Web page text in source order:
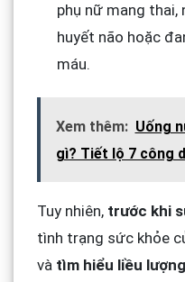
phụ nữ mang
huyết não hoặc
máu.
Xem thêm: Uống
gì? Tiết lộ 7 công
Tuy nhiên, trước khi
tình trạng sức khỏe
và tìm hiểu liều